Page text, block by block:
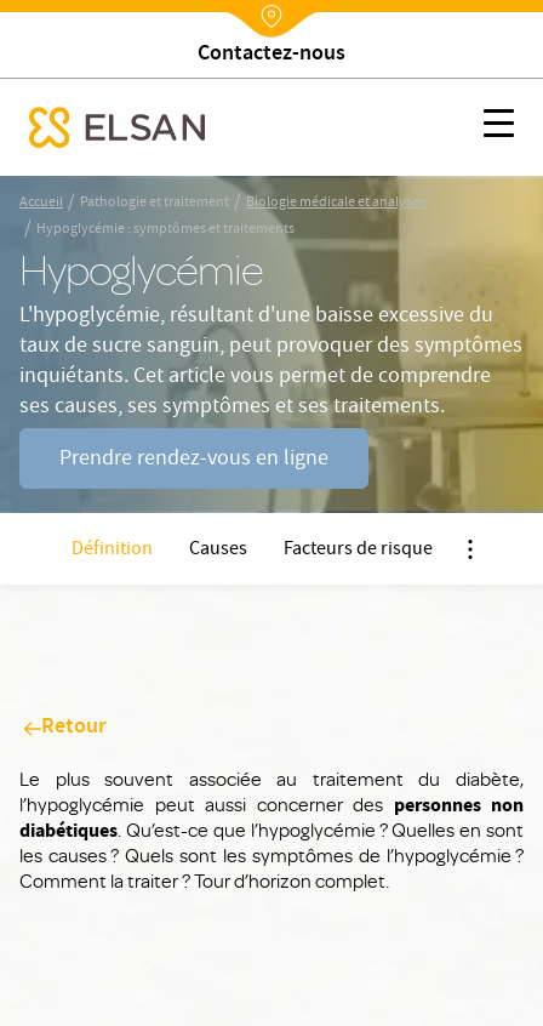
Nx:Aller
contenu
principal
Nx:Annuaire
Trouver un établissement
Hypoglycémie : symptômes et traitements
menu mobile
Accueil / Pathologie et traitement / Biologie médicale et analyses
/ Hypoglycémie : symptômes et traitements
Hypoglycémie
L'hypoglycémie, résultant d'une baisse excessive du
taux de sucre sanguin, peut provoquer des symptômes
inquiétants. Cet article vous permet de comprendre
ses causes, ses symptômes et ses traitements.
Prendre rendez-vous en ligne
Définition Causes Facteurs de risque
Retour
Le plus souvent associée au traitement du diabète,
l’hypoglycémie peut aussi concerner des personnes non
diabétiques. Qu’est-ce que l’hypoglycémie ? Quelles en sont
les causes ? Quels sont les symptômes de l’hypoglycémie ?
Comment la traiter ? Tour d’horizon complet.